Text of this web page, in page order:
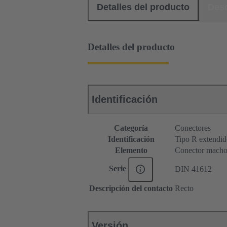
Detalles del producto
Detalles del producto
Identificación
Categoría
Conectores
Identificación
Tipo R
Elemento
Conector macho
Serie DIN 41612
Descripción del contacto Recto